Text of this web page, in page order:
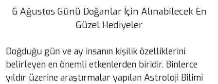
6 Ağustos Günü Doğanlar İçin Alınabilecek En
Güzel Hediyeler
Doğduğu gün ve ay insanın kişilik özelliklerini
belirleyen en önemli etkenlerden biridir. Binlerce
yıldır üzerine araştırmalar yapılan Astroloji Bilimi